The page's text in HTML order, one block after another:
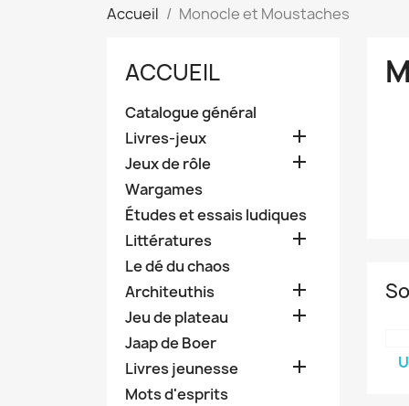
Accueil Monocle et Moustaches
ACCUEIL
Catalogue général
Livres-jeux

Jeux de rôle 
Wargames
Études et essais ludiques
Littératures

Le dé du chaos
Architeuthis

Jeu de plateau 
Jaap de Boer
Livres jeunesse

Mots d'esprits